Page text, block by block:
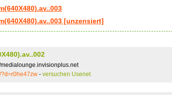
[unzensiert]
- versuchen Usenet